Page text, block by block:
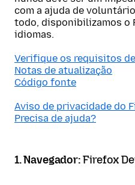
com a ajuda de
todo, disponibilizamos o
idiomas.
Verifique os requisitos
Notas de atualização
Código fonte
Aviso de privacidade do
Precisa de ajuda?
1. Navegador:Firefox